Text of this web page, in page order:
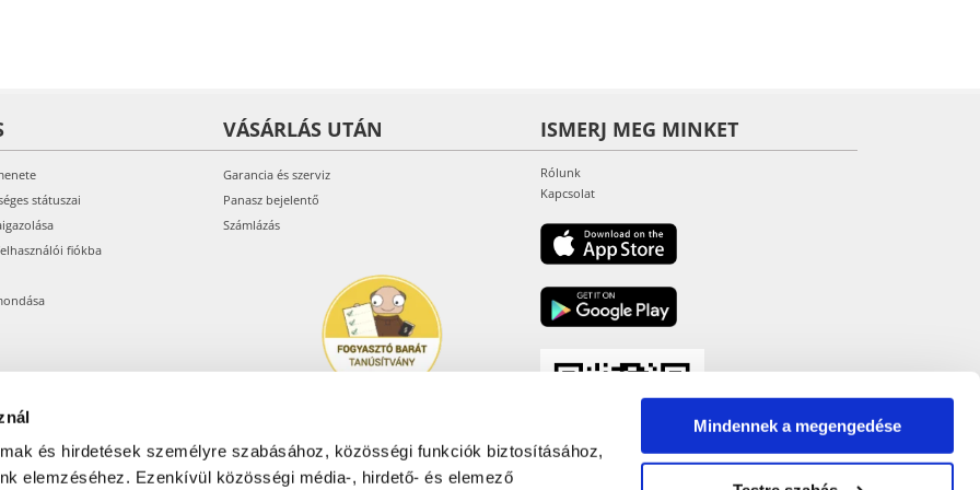
és hirdetések személyre szabásához, közösségi funkciók biztosításához,
elemzéséhez. Ezenkívül közösségi média-, hirdető- és elemező
Mindennek a megengedése
státuszai
fiókba
VÁSÁRLÁS UTÁN
Garancia és szerviz
Panasz bejelentő
Számlázás
ISMERJ MEG MINKET
Rólunk
Kapcsolat